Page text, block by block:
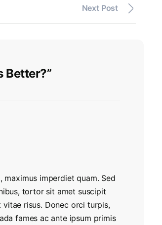
Next Post
Better?”
maximus imperdiet quam. Sed
tortor sit amet suscipit
risus. Donec orci turpis,
fames ac ante ipsum primis